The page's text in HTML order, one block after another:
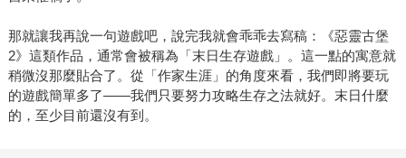
那就讓我再說一句遊戲吧，說完我就會乖乖去寫稿：《惡靈古堡
2》這類作品，通常會被稱為「末日生存遊戲」。這一點的寓意就
稍微沒那麼貼合了。從「作家生涯」的角度來看，我們即將要玩
的遊戲簡單多了——我們只要努力攻略生存之法就好。末日什麼
的，至少目前還沒有到。